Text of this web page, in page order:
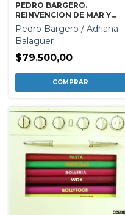
PEDRO BARGERO.
REINVENCION DE MAR Y
TIERRA
Pedro Bargero / Adriana
Balaguer
$79.500,00